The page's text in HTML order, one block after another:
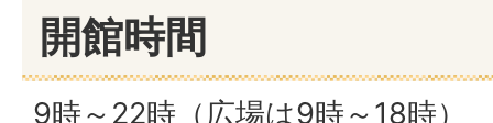
開館時間
9時～22時（広場は9時～18時）